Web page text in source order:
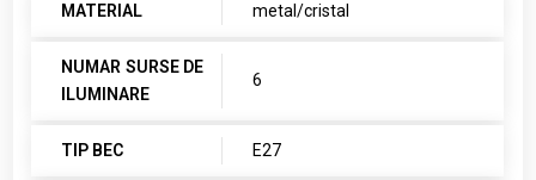
MATERIAL metal/cristal
NUMAR SURSE DE
ILUMINARE
6
TIP BEC E27